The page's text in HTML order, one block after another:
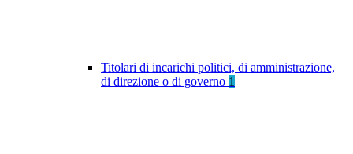
Titolari di incarichi politici, di amministrazione,
di direzione o di governo 1